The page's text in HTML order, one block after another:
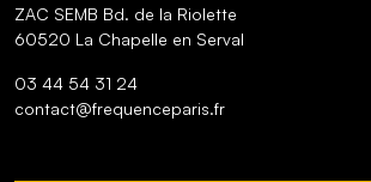
ZAC SEMB Bd. de la Riolette
60520 La Chapelle en Serval
03 44 54 31 24
contact@frequenceparis.fr